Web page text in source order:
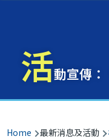
活動宣傳：
Breadcrumb
Home 最新消息及活動